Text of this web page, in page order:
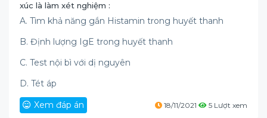
xúc là làm xét nghiệm :
A. Tìm khả năng gắn Histamin trong huyết thanh
B. Định lượng IgE trong huyết thanh
C. Test nội bì với dị nguyên
D. Tét áp
Xem đáp án
18/11/2021 5 Lượt xem